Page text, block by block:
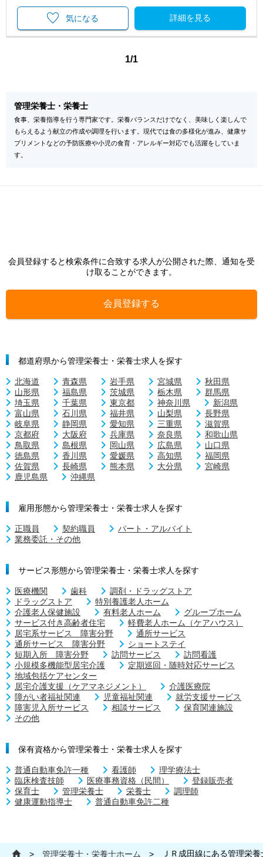
詳細を見る
気になる
1/1
管理栄養士・栄養士
食事、栄養指導を行う専門家です。栄養バランスだけでなく、美味しく楽しんで
もらえるよう献立の作成や調理を行います。現代では食の多様化が進み、健康サ
プリメントなどの予防医療や小児の食育・アレルギー対応でも活躍をしていま
す。
会員登録すると検索条件に合致する求人が公開された際、通知を受
け取ることができます。
会員登録する
都道府県から管理栄養士・栄養士求人を探す
北海道 青森県 岩手県 宮城県
秋田県
山形県
福島県 茨城県 栃木県
群馬県
埼玉県
千葉県 東京都 神奈川県
新潟県
富山県
石川県 福井県 山梨県
長野県
岐阜県
静岡県 愛知県 三重県
滋賀県
京都府
大阪府 兵庫県 奈良県
和歌山県
鳥取県
島根県 岡山県 広島県
山口県
徳島県
香川県 愛媛県 高知県
福岡県
佐賀県
長崎県 熊本県 大分県
宮崎県
鹿児島県
沖縄県
雇用形態から管理栄養士・栄養士求人を探す
正職員 契約職員
パート・アルバイト
業務委託・その他
サービス形態から管理栄養士・栄養士求人を探す
医療機関 歯科
調剤・ドラッグストア
ドラッグストア
特別養護老人ホーム
介護老人保健施設
有料老人ホーム
グループホーム
サービス付き高齢者住宅
軽費老人ホーム（ケアハウス）
居宅系サービス 障害分野
通所サービス
通所サービス 障害分野
ショートステイ
短期入所 障害分野
訪問サービス
訪問看護
小規模多機能型居宅介護
定期巡回・随時対応サービス
地域包括ケアセンター
居宅介護支援（ケアマネジメント）
介護医療院
障がい者福祉関連
児童福祉関連
就労支援サービス
障害児入所サービス
相談サービス
保育関連施設
その他
保有資格から管理栄養士・栄養士求人を探す
普通自動車免許一種 看護師
理学療法士
臨床検査技師
医療事務資格（民間）
登録販売者
保育士
管理栄養士 栄養士
調理師
健康運動指導士
普通自動車免許二種
> 管理栄養士・栄養士ホーム > ＪＲ成田線にある管理栄